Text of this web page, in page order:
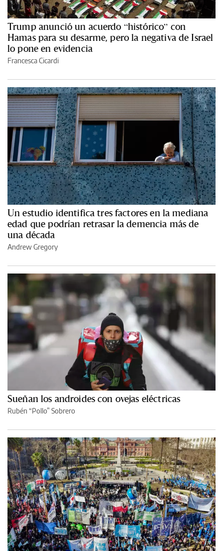
Trump anunció un acuerdo “histórico” con
Hamas para su desarme, pero la negativa de Israel
lo pone en evidencia
Francesca Cicardi
Un estudio identifica tres factores en la mediana
edad que podrían retrasar la demencia más de
una década
Andrew Gregory
Sueñan los androides con ovejas eléctricas
Rubén “Pollo” Sobrero